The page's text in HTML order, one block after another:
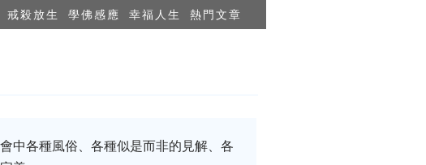
戒殺放生 學佛感應 幸福人生 熱門文章
中各種風俗、各種似是而非的見解、各